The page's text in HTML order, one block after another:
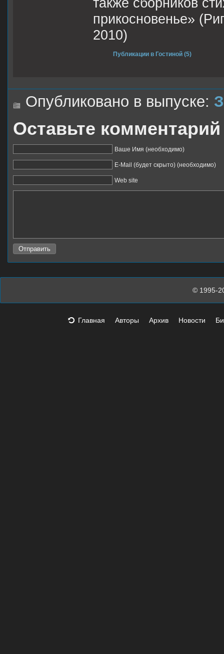
также сборников
прикосновенье»
2010)
Публикации в Гостиной (5)
Опубликовано в выпуске:
Оставьте комментарий
Ваше Имя (необходимо)
E-Mail (будет скрыто) (необходимо)
Web site
© 1995-
Главная Авторы Архив Новости